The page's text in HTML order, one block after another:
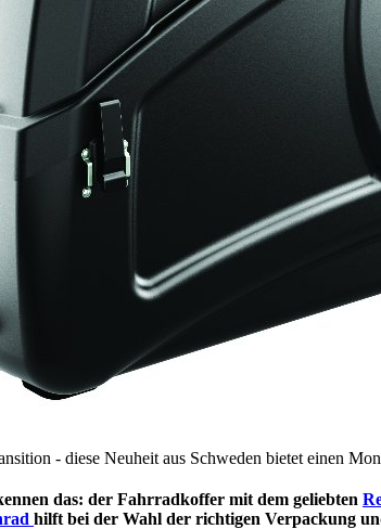
- diese Neuheit aus Schweden bietet einen
das: der Fahrradkoffer mit dem geliebten
hilft bei der Wahl der richtigen Verpackung